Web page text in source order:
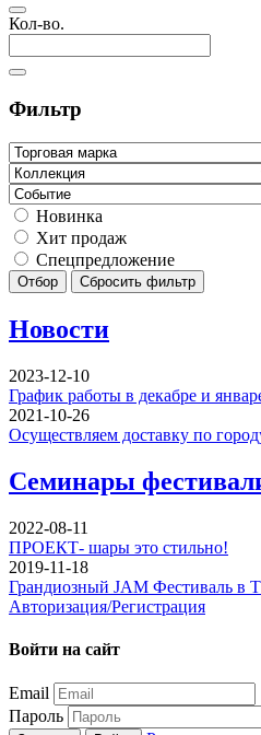
Кол-во.
Фильтр
Новинка
Хит продаж
Спецпредложение
Отбор Сбросить фильтр
Новости
2023-12-10
График работы в декабре и
2021-10-26
Осуществляем доставку по
Семинары
2022-08-11
ПРОЕКТ- шары это стильно!
2019-11-18
Грандиозный JAM Фестиваль
Авторизация/Регистрация
Войти на сайт
Email
Пароль